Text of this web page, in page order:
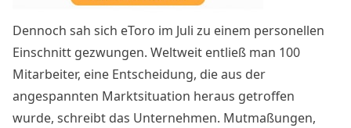
Dennoch sah sich eToro im Juli zu einem personellen
Einschnitt gezwungen. Weltweit entließ man 100
Mitarbeiter, eine Entscheidung, die aus der
angespannten Marktsituation heraus getroffen
wurde, schreibt das Unternehmen. Mutmaßungen,